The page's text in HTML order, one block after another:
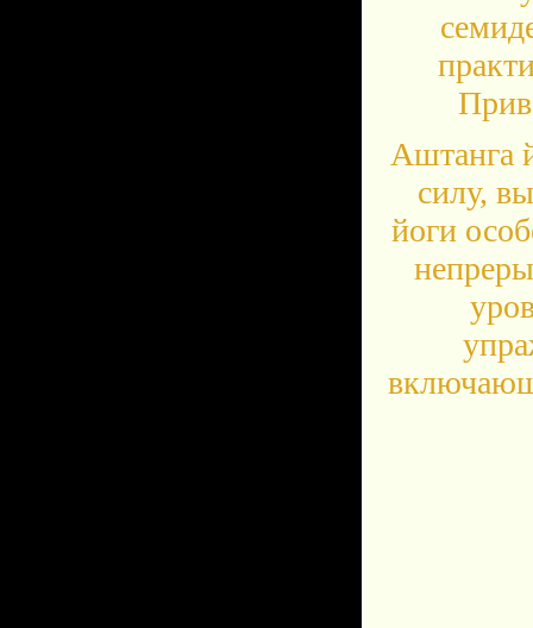
Аштанга
силу,
йоги